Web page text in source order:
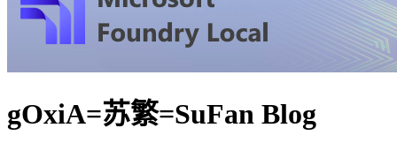
gOxiA=苏繁=SuFan Blog